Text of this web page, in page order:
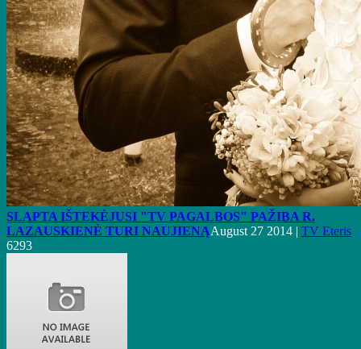
SLAPTA IŠTEKĖJUSI "TV PAGALBOS" PAŽIBA R.
LAZAUSKIENĖ TURI NAUJIENĄAugust 27 2014 | TV Eteris
6293